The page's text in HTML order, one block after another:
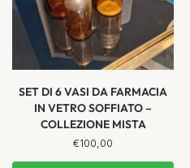
SET DI 6 VASI DA FARMACIA
IN VETRO SOFFIATO –
COLLEZIONE MISTA
€100,00